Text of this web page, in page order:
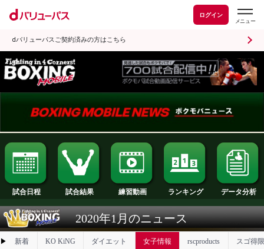
ログイン
dバリューパスご契約済みの方はこちら
試合日程 試合結果 練習動画 ランキング